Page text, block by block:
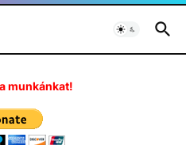
munkánkat!